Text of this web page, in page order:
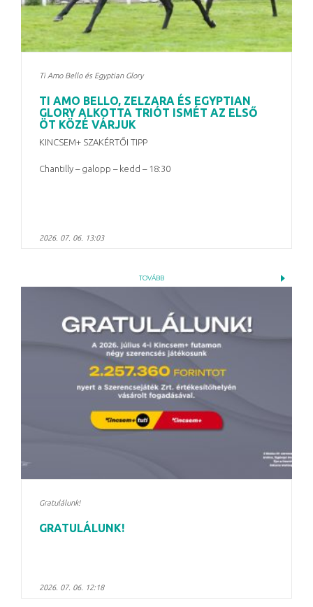
Ti Amo Bello és Egyptian Glory
TI AMO BELLO, ZELZARA ÉS EGYPTIAN
GLORY ALKOTTA TRIÓT ISMÉT AZ ELSŐ
ÖT KÖZÉ VÁRJUK
KINCSEM+ SZAKÉRTŐI TIPP
Chantilly – galopp – kedd – 18:30
2026. 07. 06. 13:03
TOVÁBB
Gratulálunk!
GRATULÁLUNK!
2026. 07. 06. 12:18